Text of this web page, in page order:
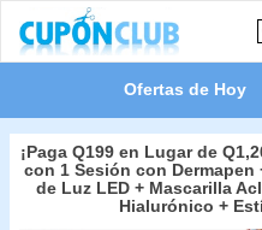
Ofertas de Hoy
¡Paga Q199 en Lugar de
con 1 Sesión con Dermapen
de Luz LED + Mascarilla
Hialurónico +